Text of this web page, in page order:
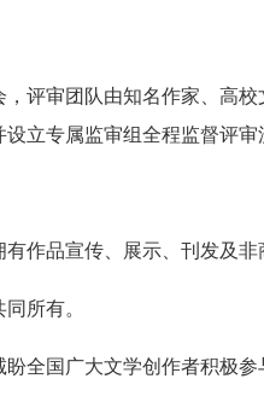
评审团队由知名作家、高
立专属监审组全程监督评审
作品宣传、展示、刊发及非
所有。
全国广大文学创作者积极